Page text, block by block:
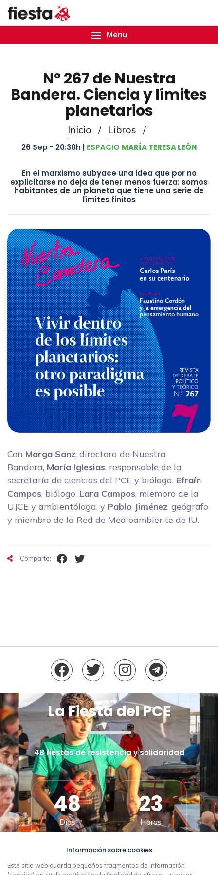
Menu
Información sobre cookies
Este sitio web guarda pequeños fragmentos de información
Nº 267 de Nuestra
Bandera. Ciencia y límites
planetarios
Inicio / Libros /
26 Sep - 20:30h | ESPACIO MARÍA TERESA LEÓN
En el marxismo subyace una idea que por no
explicitarse no deja de tener menos fuerza: somos
habitantes de un planeta que tiene una serie de
límites finitos
Con Marga Sanz, directora de Nuestra
Bandera, María Iglesias, responsable de la
secretaría de ciencias del PCE y bióloga, Efraín
Campos, biólogo, Lara Campos, miembro de la
UJCE y ambientóloga y Pablo Jiménez, geógrafo
y miembro de la Red de Medioambiente de IU.
Comparte:
La Fiesta del PCE
48 fiestas de resistencia y solidaridad
48
Dias
23
Horas